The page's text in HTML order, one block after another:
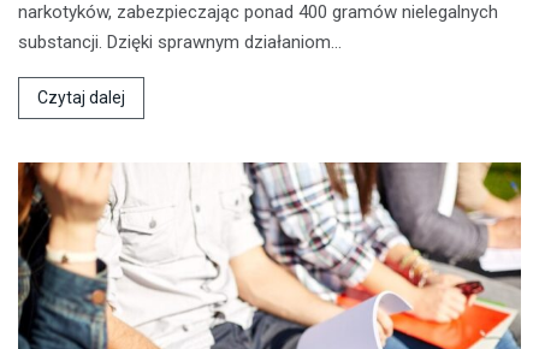
narkotyków, zabezpieczając ponad 400 gramów nielegalnych
substancji. Dzięki sprawnym działaniom…
Czytaj dalej